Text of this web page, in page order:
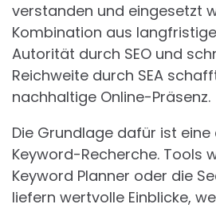
verstanden und eingesetzt
Kombination aus
Autorität durch SEO und
Reichweite durch SEA
nachhaltige Online-Präsenz.
Die Grundlage dafür ist
Keyword-Recherche. Tools
Keyword Planner oder die
liefern wertvolle Einblicke,